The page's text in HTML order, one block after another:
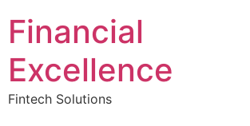
Financial
Excellence
Fintech Solutions